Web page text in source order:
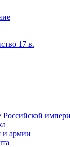
17 в.
и армии